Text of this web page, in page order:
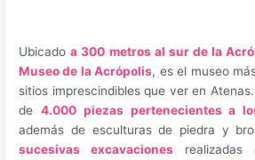
Ubicadoa 300 metros al sur de la
Museo de la Acrópolis, es el museo
sitios imprescindibles que ver en
de 4.000 piezas pertenecientes a
además de esculturas de piedra y
sucesivas excavacionesrealizadas